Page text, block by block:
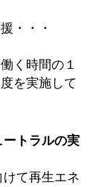
・・・
く時間の１
を実施して
トラルの実
て再生エネ